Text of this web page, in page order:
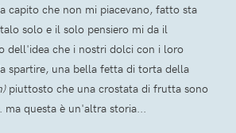
capito che non mi piacevano, fatto sta
solo e il solo pensiero mi da il
dell'idea che i nostri dolci con i loro
spartire, una bella fetta di torta della
piuttosto che una crostata di frutta sono
ma questa è un'altra storia...